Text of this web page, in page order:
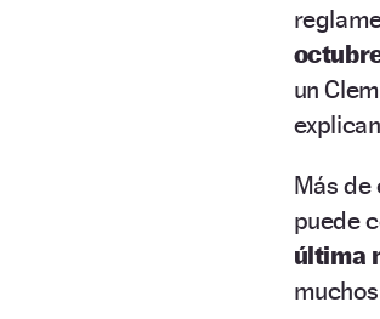
un
Más de
puede
última